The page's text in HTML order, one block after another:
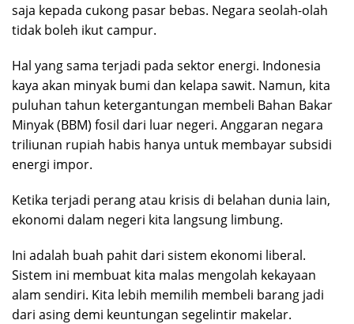
saja kepada cukong pasar bebas. Negara seolah-olah
tidak boleh ikut campur.
Hal yang sama terjadi pada sektor energi. Indonesia
kaya akan minyak bumi dan kelapa sawit. Namun, kita
puluhan tahun ketergantungan membeli Bahan Bakar
Minyak (BBM) fosil dari luar negeri. Anggaran negara
triliunan rupiah habis hanya untuk membayar subsidi
energi impor.
Ketika terjadi perang atau krisis di belahan dunia lain,
ekonomi dalam negeri kita langsung limbung.
Ini adalah buah pahit dari sistem ekonomi liberal.
Sistem ini membuat kita malas mengolah kekayaan
alam sendiri. Kita lebih memilih membeli barang jadi
dari asing demi keuntungan segelintir makelar.